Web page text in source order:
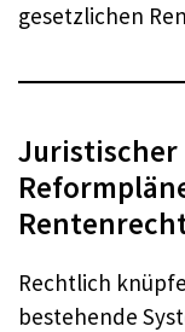
gesetzlichen
Juristischer
Rechtlich
bestehende